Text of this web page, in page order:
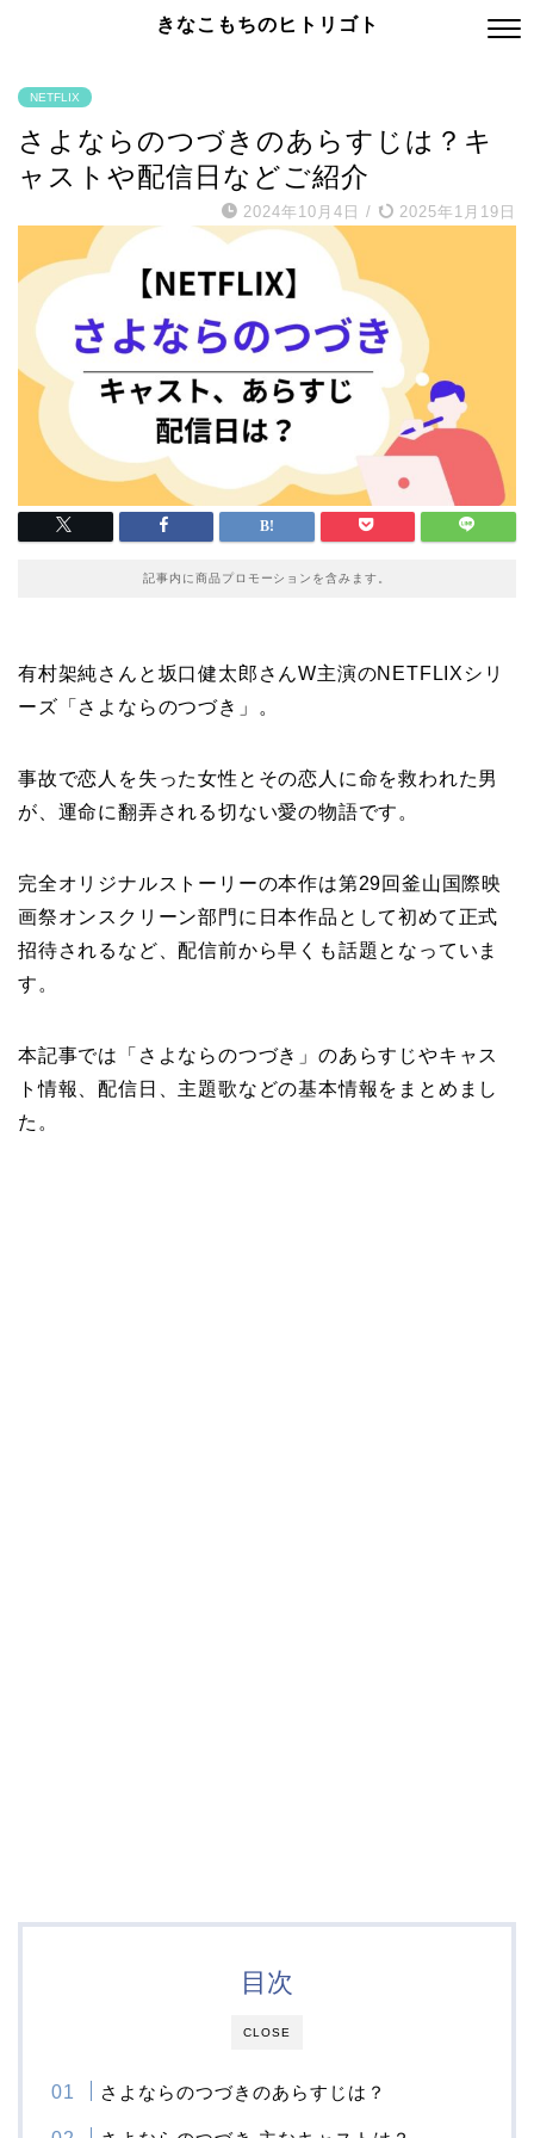
きなこもちのヒトリゴト
NETFLIX
さよならのつづきのあらすじは？キ
ャストや配信日などご紹介
2024年10月4日 / 2025年1月19日
記事内に商品プロモーションを含みます。
有村架純さんと坂口健太郎さんW主演のNETFLIXシリ
ーズ「さよならのつづき」。
事故で恋人を失った女性とその恋人に命を救われた男
が、運命に翻弄される切ない愛の物語です。
完全オリジナルストーリーの本作は第29回釜山国際映
画祭オンスクリーン部門に日本作品として初めて正式
招待されるなど、配信前から早くも話題となっていま
す。
本記事では「さよならのつづき」のあらすじやキャス
ト情報、配信日、主題歌などの基本情報をまとめまし
た。
CLOSE
目次
さよならのつづきのあらすじは？